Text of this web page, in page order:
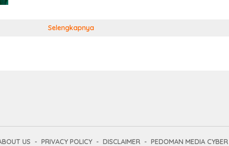
Selengkapnya
US PRIVACY POLICY DISCLAIMER PEDOMAN MEDIA CYBER